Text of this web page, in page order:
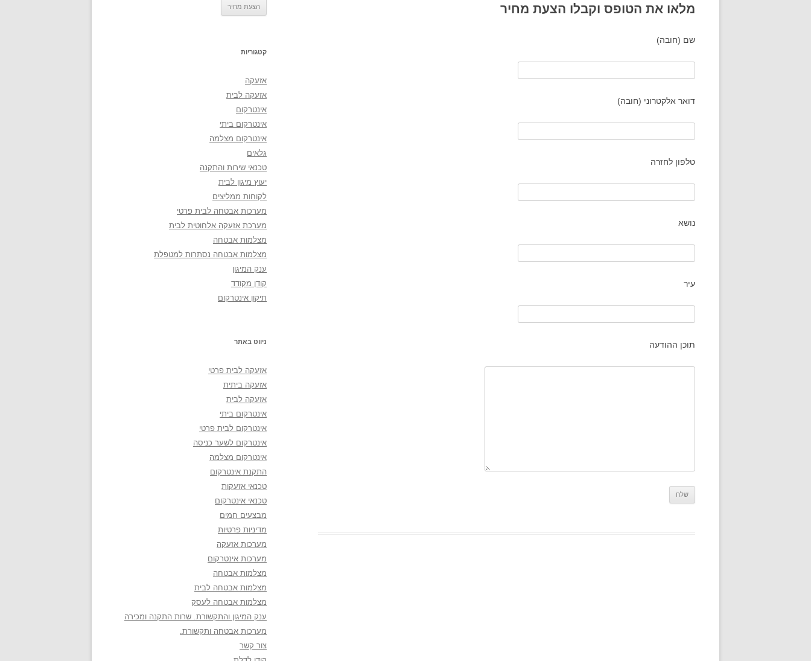
מלאו את הטופס וקבלו הצעת מחיר
שם (חובה)
דואר אלקטרוני (חובה)
טלפון לחזרה
נושא
עיר
תוכן ההודעה
קטגוריות
אזעקה
אזעקה לבית
אינטרקום
אינטרקום ביתי
אינטרקום מצלמה
גלאים
טכנאי שירות והתקנה
יעוץ מיגון לבית
לקוחות ממליצים
מערכות אבטחה לבית פרטי
מערכת אזעקה אלחוטית לבית
מצלמות אבטחה
מצלמות אבטחה נסתרות למטפלת
ענק המיגון
קודן מקודד
תיקון אינטרקום
ניווט באתר
אזעקה לבית פרטי
אזעקה ביתית
אזעקה לבית
אינטרקום ביתי
אינטרקום לבית פרטי
אינטרקום לשער כניסה
אינטרקום מצלמה
התקנת אינטרקום
טכנאי אזעקות
טכנאי אינטרקום
מבצעים חמים
מדיניות פרטיות
מערכות אזעקה
מערכות אינטרקום
מצלמות אבטחה
מצלמות אבטחה לבית
מצלמות אבטחה לעסק
ענק המיגון והתקשורת. שרות התקנה ומכירה
מערכות אבטחה ותקשורת.
צור קשר